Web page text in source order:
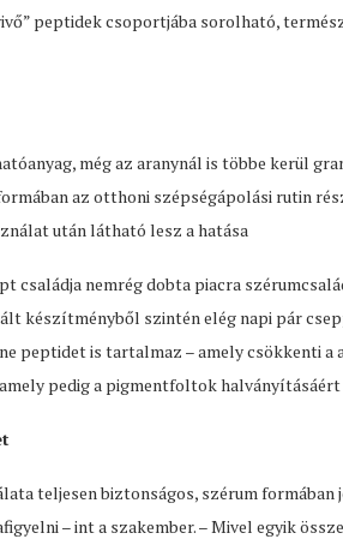
peptidek csoportjába sorolható,
még az aranynál is többe kerül
az otthoni szépségápolási rutin
után látható lesz a hatása
családja nemrég dobta piacra
készítményből szintén elég napi pár
peptidet is tartalmaz – amely csökkenti a
pedig a pigmentfoltok
teljesen biztonságos, szérum
– int a szakember. – Mivel egyik